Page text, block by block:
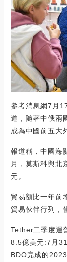
參考消息網7月
道，隨著中俄兩
成為中國前五大
報道稱，中國海
月，莫斯科與北
元。
貿易額比一年前
貿易伙伴行列，
Tether二季度運
8.5億美元:7月
BDO完成的